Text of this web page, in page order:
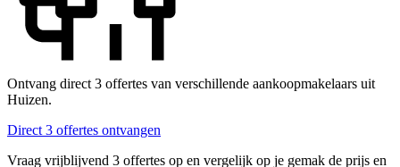
Ontvang direct 3 offertes van verschillende aankoopmakelaars uit
Huizen.
Direct 3 offertes ontvangen
Vraag vrijblijvend 3 offertes op en vergelijk op je gemak de prijs en